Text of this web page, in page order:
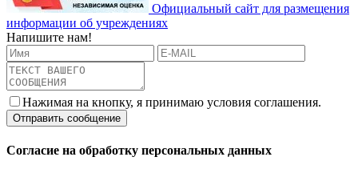
Официальный сайт для размещения
информации об учреждениях
Напишите нам!
Нажимая на кнопку, я принимаю условия соглашения.
Согласие на обработку персональных данных